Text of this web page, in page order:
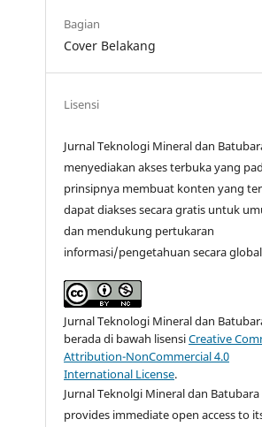
Bagian
Cover Belakang
Lisensi
Jurnal Teknologi Mineral dan
menyediakan akses terbuka yang
prinsipnya membuat konten yang
dapat diakses secara gratis untuk
dan mendukung pertukaran
informasi/pengetahuan secara
Jurnal Teknologi Mineral dan
berada di bawah lisensiCreative
Attribution-NonCommercial 4.0
International License.
Jurnal Teknolgi Mineral dan Batubara
provides immediate open access to